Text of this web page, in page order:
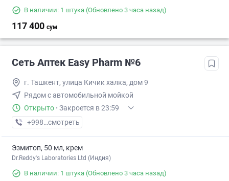
В наличии: 1 штука (Обновлено 3 часа назад)
117 400 сум
Сеть Аптек Easy Pharm №6
г. Ташкент, улица Кичик халка, дом 9
Рядом с автомобильной мойкой
Открыто · Закроется в 23:59
+998 (78) XXX-XX-XX
смотреть
Эзмитоп, 50 мл, крем
Dr.Reddy's Laboratories Ltd (Индия)
В наличии: 1 штука (Обновлено 3 часа назад)